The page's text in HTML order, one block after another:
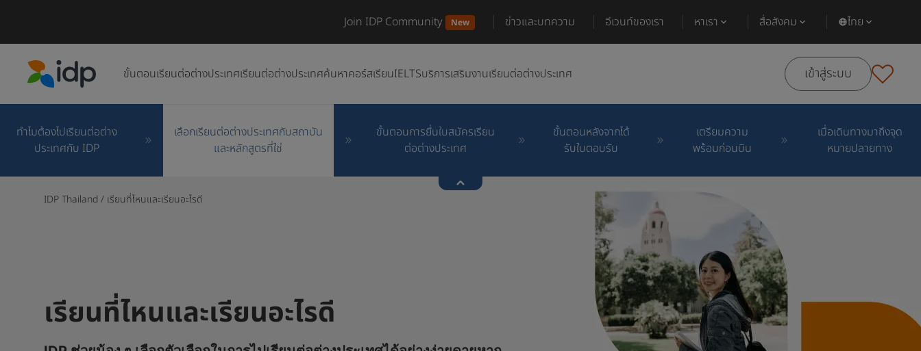
Join IDP Community New ข่าวและบทความ อีเวนท์ของเรา หาเรา สื่อสังคม ไทย
ขั้นตอนเรียนต่อต่างประเทศเรียนต่อต่างประเทศค้นหาคอร์สเรียนIELTSบริการเสริมงานเรียนต่อต่างประเทศ เข้าสู่ระบบ
ทำไมต้องไปเรียนต่อต่าง
ประเทศกับ IDP
เลือกเรียนต่อต่างประเทศกับสถาบัน
และหลักสูตรที่ใช่​
ขั้นตอนการยื่นใบสมัครเรียน
ต่อต่างประเทศ
ขั้นตอนหลังจากได้
รับใบตอบรับ
เตรียมความ
พร้อมก่อนบิน
เมื่อเดินทางมาถึงจุด
หมายปลายทาง
IDP Thailand / เรียนที่ไหนและเรียนอะไรดี
เรียนที่ไหนและเรียนอะไรดี